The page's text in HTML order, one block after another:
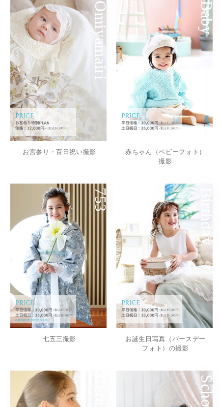
Omiyamairi
お宮参り・百日祝い撮影
Baby
赤ちゃん（ベビーフォト）
撮影
753
七五三撮影
Birthday
お誕生日写真（バースデー
フォト）の撮影
School